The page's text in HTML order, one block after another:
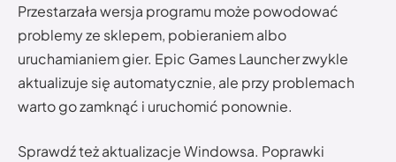
Przestarzała wersja programu może powodować
problemy ze sklepem, pobieraniem albo
uruchamianiem gier. Epic Games Launcher zwykle
aktualizuje się automatycznie, ale przy problemach
warto go zamknąć i uruchomić ponownie.
Sprawdź też aktualizacje Windowsa. Poprawki